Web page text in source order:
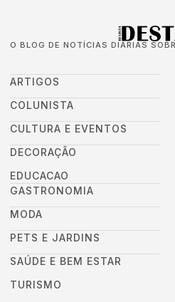
O BLOG DE NOTÍCIAS DIÁRIAS
ARTIGOS
COLUNISTA
CULTURA E EVENTOS
DECORAÇÃO
EDUCACAO
GASTRONOMIA
MODA
PETS E JARDINS
SAÚDE E BEM ESTAR
TURISMO